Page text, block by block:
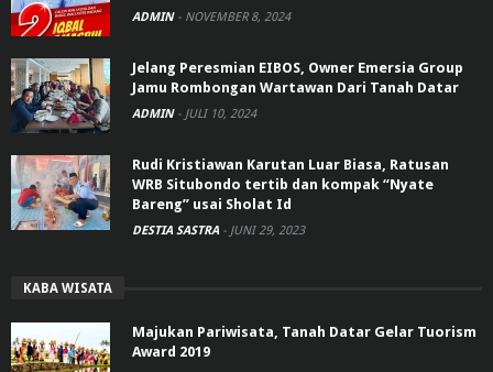
ADMIN - NOVEMBER 8, 2024
Jelang Peresmian EIBOS, Owner Emersia Group
Jamu Rombongan Wartawan Dari Tanah Datar
ADMIN - JULI 10, 2024
Rudi Kristiawan Karutan Luar Biasa, Ratusan
WRB Situbondo tertib dan kompak “Nyate
Bareng” usai Sholat Id
DESTIA SASTRA - JUNI 29, 2023
KABA WISATA
Majukan Pariwisata, Tanah Datar Gelar Tuorism
Award 2019